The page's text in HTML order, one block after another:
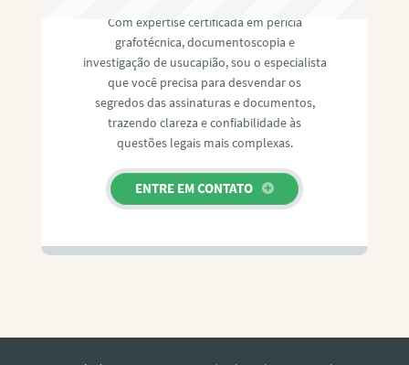
Com expertise certificada em perícia
grafotécnica, documentoscopia e
investigação de usucapião, sou o especialista
que você precisa para desvendar os
segredos das assinaturas e documentos,
trazendo clareza e confiabilidade às
questões legais mais complexas.
ENTRE EM CONTATO